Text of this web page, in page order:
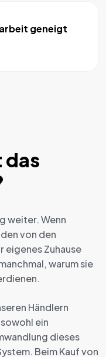
geneigt
weiter. Wenn
von den
eigenes Zuhause
warum sie
Händlern
ein
dieses
Beim Kauf von